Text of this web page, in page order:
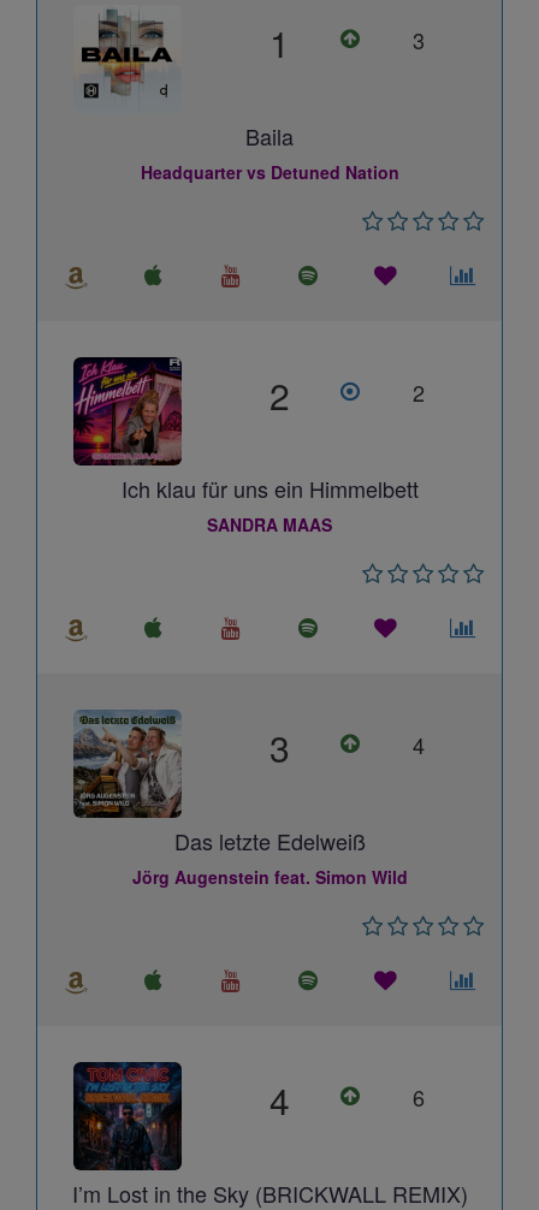
1 3
Baila
Headquarter vs Detuned Nation
2 2
Ich klau für uns ein Himmelbett
SANDRA MAAS
3 4
Das letzte Edelweiß
Jörg Augenstein feat. Simon Wild
4 6
I’m Lost in the Sky (BRICKWALL REMIX)